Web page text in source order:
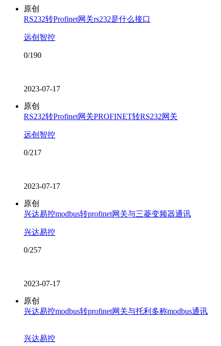
原创
RS232转Profinet网关rs232是什么接口
远创智控
0/190
2023-07-17
原创
RS232转Profinet网关PROFINET转RS232网关
远创智控
0/217
2023-07-17
原创
兴达易控modbus转profinet网关与三菱变频器通讯
兴达易控
0/257
2023-07-17
原创
兴达易控modbus转profinet网关与托利多称modbus通讯
兴达易控